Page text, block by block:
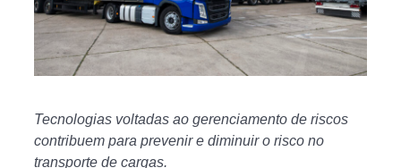
Tecnologias voltadas ao gerenciamento de riscos
contribuem para prevenir e diminuir o risco no
transporte de cargas.